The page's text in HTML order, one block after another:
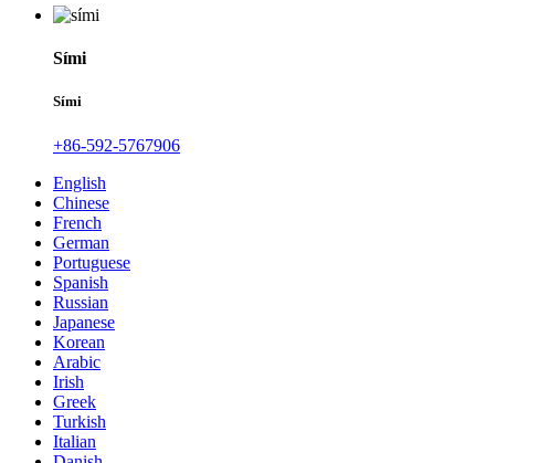
Sími
Sími
+86-592-5767906
English
Chinese
French
German
Portuguese
Spanish
Russian
Japanese
Korean
Arabic
Irish
Greek
Turkish
Italian